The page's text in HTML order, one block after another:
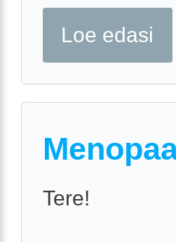
Loe edasi
Tere!